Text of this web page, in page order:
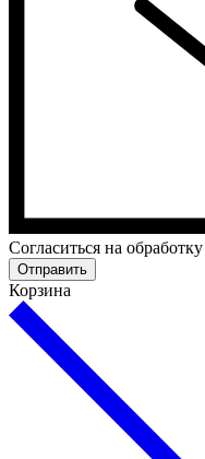
Cогласиться на
Отправить
Корзина